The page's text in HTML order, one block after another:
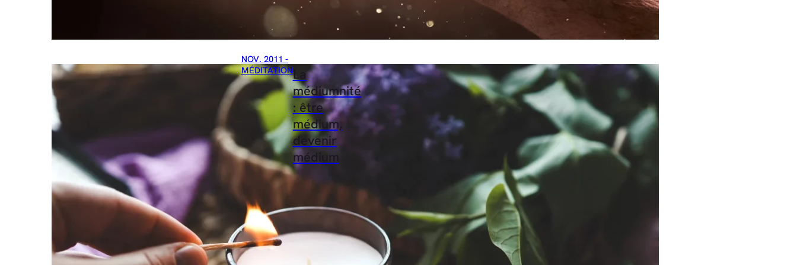
NOV. 2011 -
MÉDITATIONLa
médiumnité
: être
médium,
devenir
médium